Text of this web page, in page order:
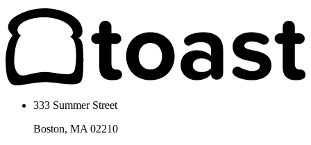
333 Summer Street
Boston, MA 02210